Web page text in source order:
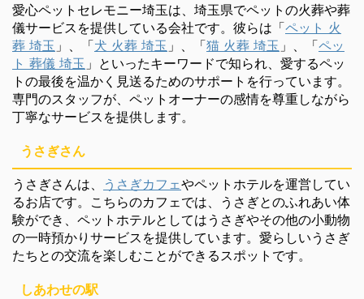
愛心ペットセレモニー埼玉は、埼玉県でペットの火葬や葬
儀サービスを提供している会社です。彼らは「ペット 火
葬 埼玉 」、「犬 火葬 埼玉 」、「猫 火葬 埼玉 」、「ペッ
ト 葬儀 埼玉 」といったキーワードで知られ、愛するペッ
トの最後を温かく見送るためのサポートを行っています。
専門のスタッフが、ペットオーナーの感情を尊重しながら
丁寧なサービスを提供します。
うさぎさん
うさぎさんは、 うさぎカフェやペットホテルを運営してい
るお店です。こちらのカフェでは、うさぎとのふれあい体
験ができ、ペットホテルとしてはうさぎやその他の小動物
の一時預かりサービスを提供しています。愛らしいうさぎ
たちとの交流を楽しむことができるスポットです。
しあわせの駅